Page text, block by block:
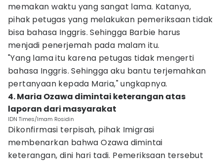
memakan waktu yang sangat lama. Katanya,
pihak petugas yang melakukan pemeriksaan tidak
bisa bahasa Inggris. Sehingga Barbie harus
menjadi penerjemah pada malam itu.
"Yang lama itu karena petugas tidak mengerti
bahasa Inggris. Sehingga aku bantu terjemahkan
pertanyaan kepada Maria," ungkapnya.
4. Maria Ozawa dimintai keterangan atas
laporan dari masyarakat
IDN Times/Imam Rosidin
Dikonfirmasi terpisah, pihak Imigrasi
membenarkan bahwa Ozawa dimintai
keterangan, dini hari tadi. Pemeriksaan tersebut